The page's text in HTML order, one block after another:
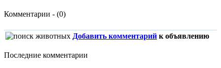
Комментарии - (0)
Добавить комментарий к объявлению
Последние комментарии